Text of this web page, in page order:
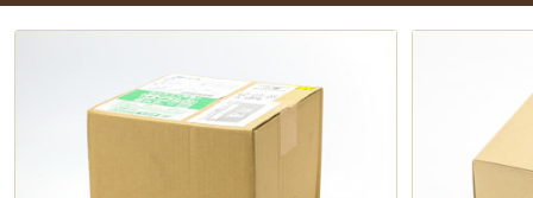
くり……。
厚。豊かなカカオの風味が広がり
の豆乳クリームも調和しています